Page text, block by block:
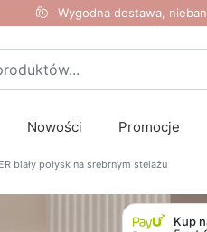
Wygodna dostawa,
Nowości Promocje
biały połysk na srebrnym stelażu
Kup